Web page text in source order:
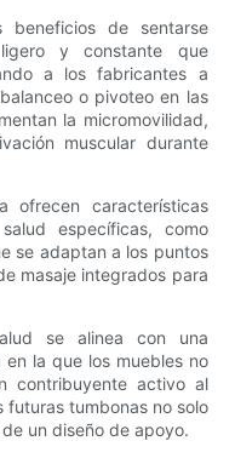
beneficios de sentarse
ligero y constante que
a los fabricantes a
o pivoteo en las
la micromovilidad,
muscular durante
ofrecen características
específicas, como
se adaptan a los puntos
masaje integrados para
se alinea con una
la que los muebles no
contribuyente activo al
futuras tumbonas no solo
un diseño de apoyo.